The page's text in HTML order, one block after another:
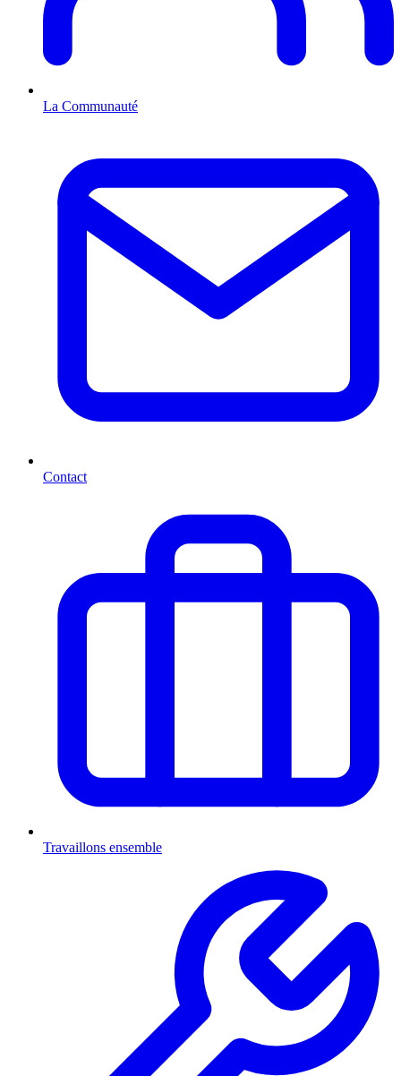
La Communauté
Contact
Travaillons ensemble